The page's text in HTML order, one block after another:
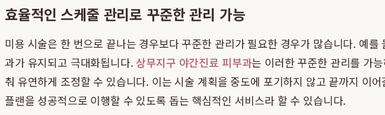
효율적인 스케줄 관리로 꾸준한 관리 가능
미용 시술은 한 번으로 끝나는 경우보다 꾸준한 관리가 필요한 경우가 많습니다. 예
과가 유지되고 극대화됩니다. 상무지구 야간진료 피부과는 이러한 꾸준한 관리를 가
춰 유연하게 조정할 수 있습니다. 이는 시술 계획을 중도에 포기하지 않고 끝까지 이
플랜을 성공적으로 이행할 수 있도록 돕는 핵심적인 서비스라 할 수 있습니다.